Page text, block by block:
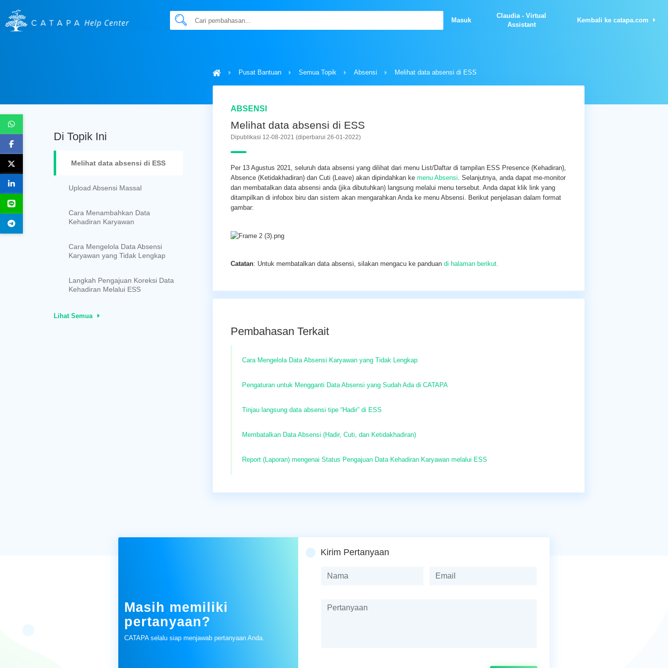
Masuk
Claudia - Virtual
Assistant
Kembali ke catapa.com
Di Topik Ini
Melihat data absensi di ESS
Upload Absensi Massal
Cara Menambahkan Data
Kehadiran Karyawan
Cara Mengelola Data Absensi
Karyawan yang Tidak Lengkap
Langkah Pengajuan Koreksi Data
Kehadiran Melalui ESS
Lihat Semua
Pusat Bantuan Semua Topik Absensi Melihat data absensi di ESS
ABSENSI
Melihat data absensi di ESS
Dipublikasi 12-08-2021 (diperbarui 26-01-2022)
Per 13 Agustus 2021, seluruh data absensi yang dilihat dari menu List/Daftar di tampilan ESS Presence (Kehadiran),
Absence (Ketidakhadiran) dan Cuti (Leave) akan dipindahkan ke menu Absensi. Selanjutnya, anda dapat me-monitor
dan membatalkan data absensi anda (jika dibutuhkan) langsung melalui menu tersebut. Anda dapat klik link yang
ditampilkan di infobox biru dan sistem akan mengarahkan Anda ke menu Absensi. Berikut penjelasan dalam format
gambar:
Catatan: Untuk membatalkan data absensi, silakan mengacu ke panduan di halaman berikut.
Pembahasan Terkait
Cara Mengelola Data Absensi Karyawan yang Tidak Lengkap
Pengaturan untuk Mengganti Data Absensi yang Sudah Ada di CATAPA
Tinjau langsung data absensi tipe “Hadir” di ESS
Membatalkan Data Absensi (Hadir, Cuti, dan Ketidakhadiran)
Report (Laporan) mengenai Status Pengajuan Data Kehadiran Karyawan melalui ESS
Masih memiliki
pertanyaan?
CATAPA selalu siap menjawab pertanyaan Anda.
Kirim Pertanyaan